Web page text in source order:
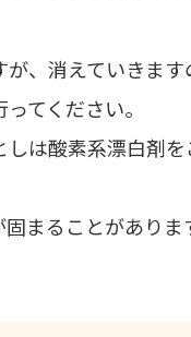
、消えていきま
てください。
は酸素系漂白剤
まることがありま